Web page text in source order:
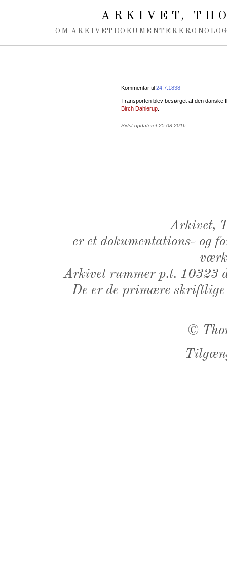
ARKIVET,
OM ARKIVET DOKUMENTER
Kommentar til 24.7.1838
Transporten blev besørget af den danske
Birch Dahlerup
Sidst opdateret 25.08.2016
Arkivet,
er et dokumentations- og
Arkivet rummer p.t. 10323
De er de primære
©